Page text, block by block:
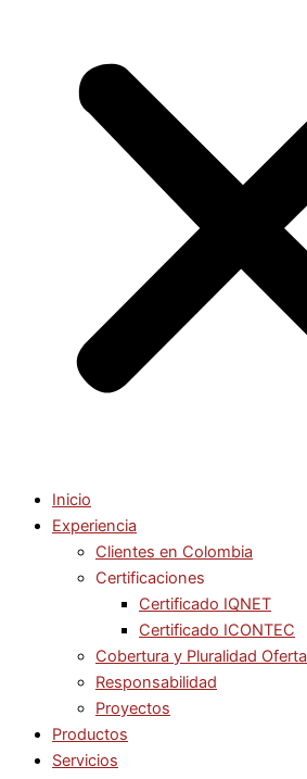
Inicio
Experiencia
Clientes en Colombia
Certificaciones
Certificado IQNET
Certificado ICONTEC
Cobertura y Pluralidad Oferta
Responsabilidad
Proyectos
Productos
Servicios